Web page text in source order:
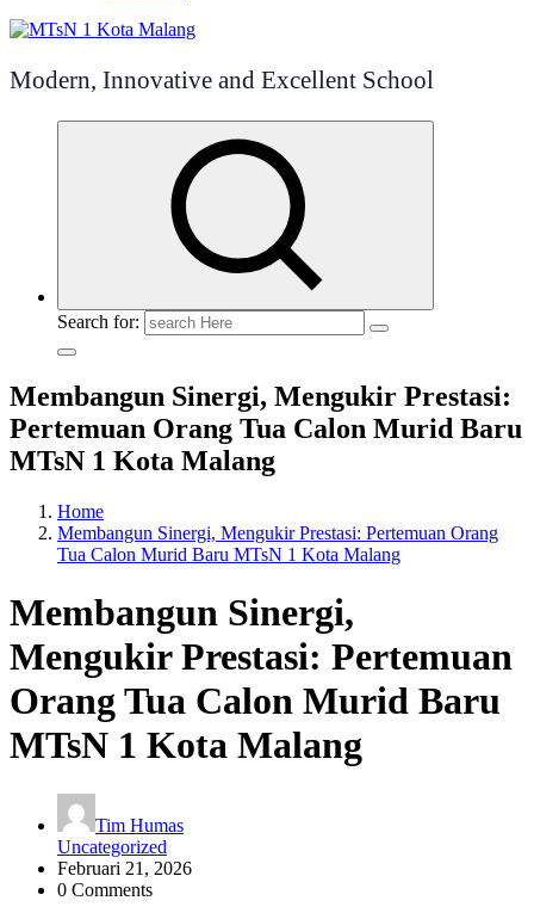
Modern, Innovative and Excellent School
Search for:
Membangun Sinergi, Mengukir Prestasi:
Pertemuan Orang Tua Calon Murid Baru
MTsN 1 Kota Malang
Home
Membangun Sinergi, Mengukir Prestasi: Pertemuan Orang
Tua Calon Murid Baru MTsN 1 Kota Malang
Membangun Sinergi,
Mengukir Prestasi: Pertemuan
Orang Tua Calon Murid Baru
MTsN 1 Kota Malang
Tim Humas
Uncategorized
Februari 21, 2026
0 Comments